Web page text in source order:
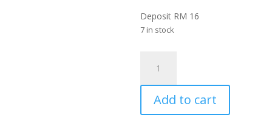
Deposit RM 16
7 in stock
蜡
玻
Add to cart